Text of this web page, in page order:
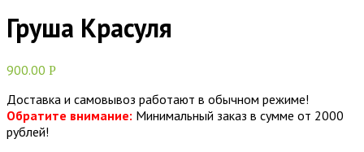
Груша Красуля
900.00 Р
Доставка и самовывоз работают в обычном режиме!
Обратите внимание: Минимальный заказ в сумме от 2000
рублей!